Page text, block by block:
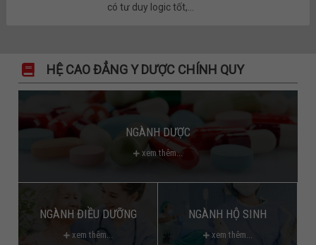
có tư duy logic tốt,...
HỆ CAO ĐẲNG Y DƯỢC CHÍNH QUY
NGÀNH DƯỢC
xem thêm...
NGÀNH ĐIỀU DƯỠNG
xem thêm...
NGÀNH HỘ SINH
xem thêm...